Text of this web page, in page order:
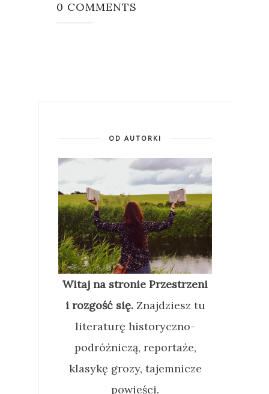
0 COMMENTS
OD AUTORKI
Witaj na stronie Przestrzeni
i rozgość się. Znajdziesz tu
literaturę historyczno-
podróżniczą, reportaże,
klasykę grozy, tajemnicze
powieści.